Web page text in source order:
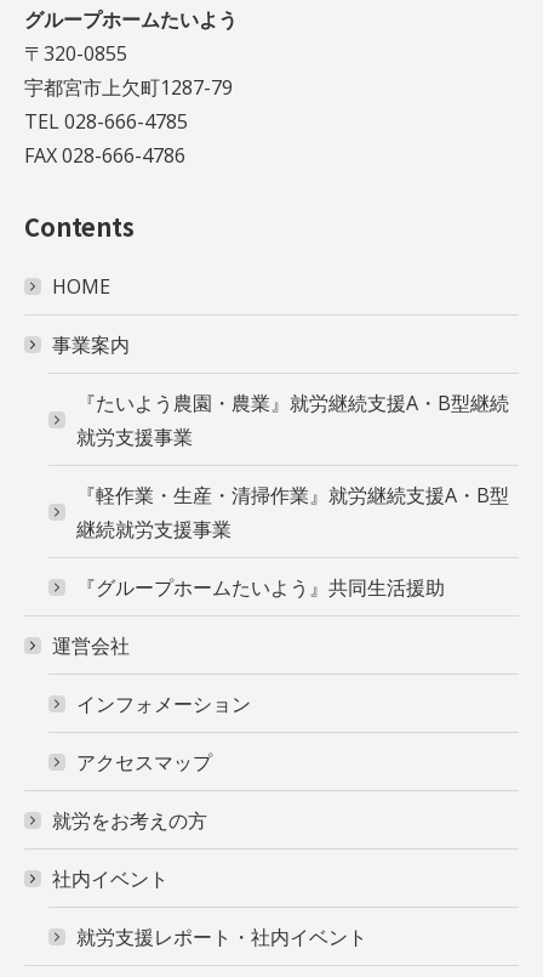
グループホームたいよう
〒320-0855
宇都宮市上欠町1287-79
TEL 028-666-4785
FAX 028-666-4786
Contents
HOME
事業案内
『たいよう農園・農業』就労継続支援A・B型継続
就労支援事業
『軽作業・生産・清掃作業』就労継続支援A・B型
継続就労支援事業
『グループホームたいよう』共同生活援助
運営会社
インフォメーション
アクセスマップ
就労をお考えの方
社内イベント
就労支援レポート・社内イベント